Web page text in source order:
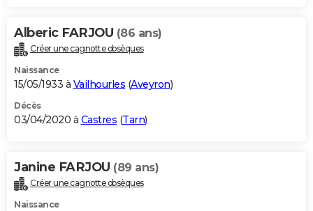
Bricolage
Lifestyle
Culture
Sport
Auto
Television
Voyage
Cinema
Alberic FARJOU (86 ans)
Créer une cagnotte obsèques
Naissance
15/05/1933 à Vailhourles (Aveyron)
Décès
03/04/2020 à Castres (Tarn)
Janine FARJOU (89 ans)
Créer une cagnotte obsèques
Naissance